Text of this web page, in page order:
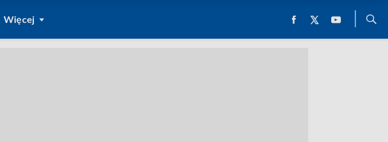
Więcej